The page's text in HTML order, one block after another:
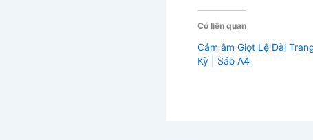
Có liên quan
Cảm âm Giọt Lệ Đài
Kỳ | Sáo A4